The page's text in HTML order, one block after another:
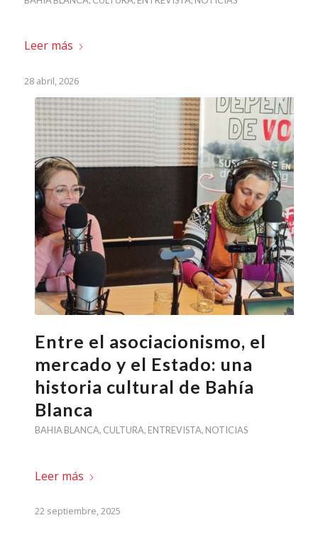
Leer más
28 abril, 2026
Entre el asociacionismo, el
mercado y el Estado: una
historia cultural de Bahía
Blanca
BAHIA BLANCA, CULTURA, ENTREVISTA, NOTICIAS
Leer más
22 septiembre, 2025